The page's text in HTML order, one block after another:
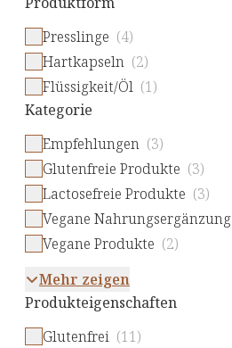
Presslinge (4)
Hartkapseln (2)
Flüssigkeit/Öl (1)
Kategorie
Empfehlungen (3)
Glutenfreie Produkte (3)
Lactosefreie Produkte (3)
Vegane Nahrungsergänzung
Vegane Produkte (2)
Mehr zeigen
Produkteigenschaften
Glutenfrei (11)